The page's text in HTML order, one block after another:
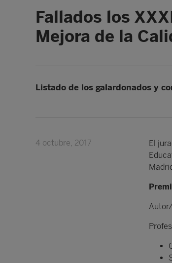
Fallados los
Mejora de la
Listado de los galardonados y
4 octubre, 2017
El